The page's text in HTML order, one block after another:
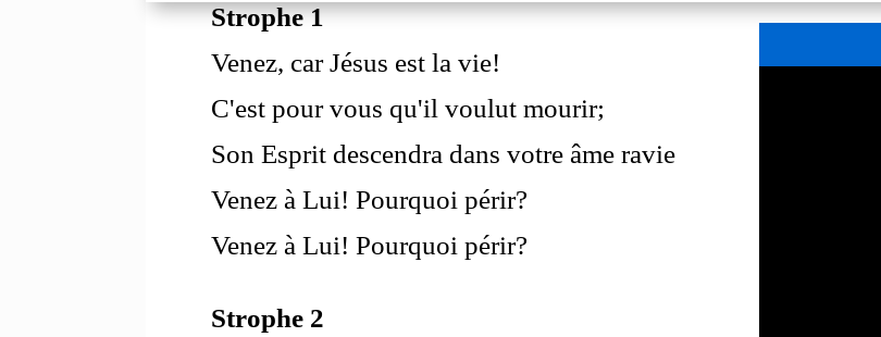
Strophe 1
Venez, car Jésus est la vie!
C'est pour vous qu'il voulut mourir;
Son Esprit descendra dans votre âme ravie
Venez à Lui! Pourquoi périr?
Venez à Lui! Pourquoi périr?
Strophe 2